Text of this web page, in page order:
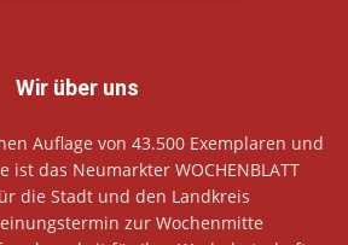
Wir über uns
Auflage von 43.500 Exemplaren und
ist das Neumarkter WOCHENBLATT
die Stadt und den Landkreis
zur Wochenmitte